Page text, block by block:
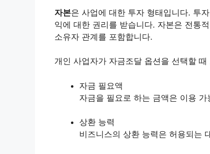
자본은 사업에 대한 투자 형태입니다. 투
익에 대한 권리를 받습니다. 자본은 전통
소유자 관계를 포함합니다.
개인 사업자가 자금조달 옵션을 선택할
자금 필요액
자금을 필요로 하는 금액은 이용
상환 능력
비즈니스의 상환 능력은 허용되는